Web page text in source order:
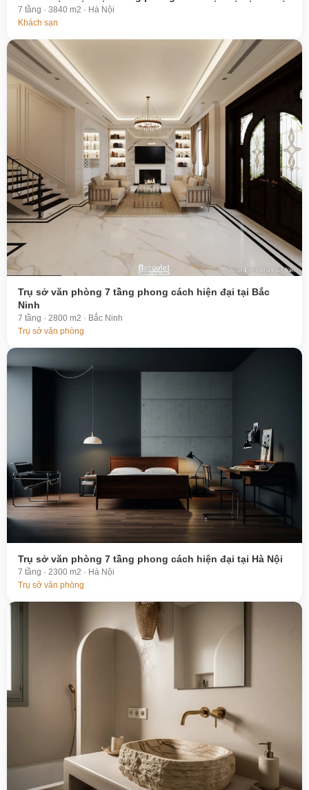
7 tầng · 3840 m2 · Hà Nội
Khách sạn
Trụ sở văn phòng 7 tầng phong cách hiện đại tại Bắc
Ninh
7 tầng · 2800 m2 · Bắc Ninh
Trụ sở văn phòng
Trụ sở văn phòng 7 tầng phong cách hiện đại tại Hà Nội
7 tầng · 2300 m2 · Hà Nội
Trụ sở văn phòng